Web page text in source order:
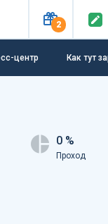
2
центр Как тут
0 %
Проход